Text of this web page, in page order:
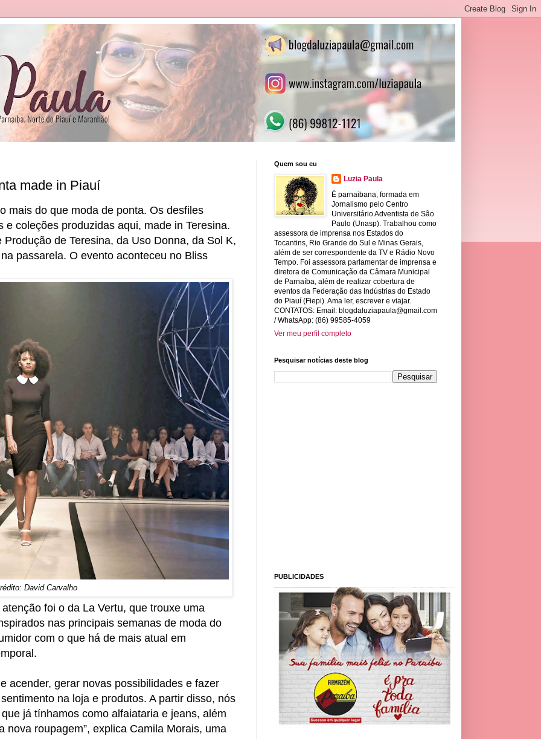
made in Piauí
mais do que moda de ponta. Os desfiles
coleções produzidas aqui, made in Teresina.
de Teresina, da Uso Donna, da Sol K,
passarela. O evento aconteceu no Bliss
David Carvalho
foi o da La Vertu, que trouxe uma
nas principais semanas de moda do
com o que há de mais atual em
acender, gerar novas possibilidades e fazer
na loja e produtos. A partir disso, nós
já tínhamos como alfaiataria e jeans, além
nova roupagem”, explica Camila Morais, uma
Quem sou eu
Luzia Paula
É parnaibana, formada em
Jornalismo pelo Centro
Universitário Adventista de São
Paulo (Unasp). Trabalhou como
assessora de imprensa nos Estados do
Tocantins, Rio Grande do Sul e Minas Gerais,
além de ser correspondente da TV e Rádio Novo
Tempo. Foi assessora parlamentar de imprensa e
diretora de Comunicação da Câmara Municipal
de Parnaíba, além de realizar cobertura de
eventos da Federação das Indústrias do Estado
do Piauí (Fiepi). Ama ler, escrever e viajar.
CONTATOS: Email: blogdaluziapaula@gmail.com
/ WhatsApp: (86) 99585-4059
Ver meu perfil completo
Pesquisar notícias deste blog
PUBLICIDADES